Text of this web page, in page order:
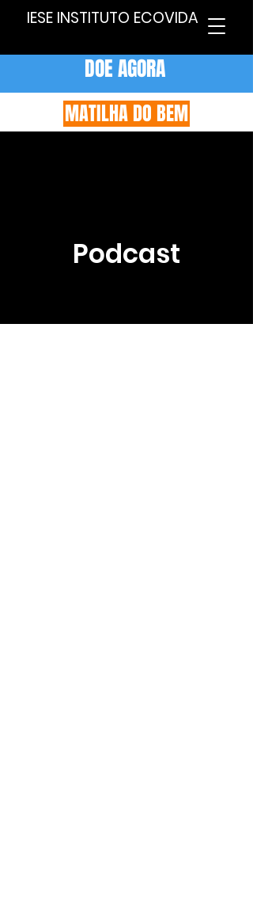
IESE INSTITUTO ECOVIDA
DOE AGORA
MATILHA DO BEM
Podcast